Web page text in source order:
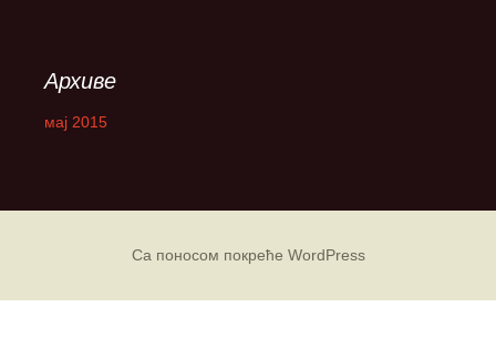
Архиве
мај 2015
Са поносом покреће WordPress